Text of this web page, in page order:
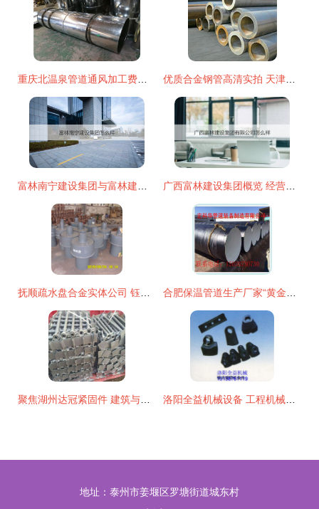
地址：泰州市姜堰区罗塘街道城东村